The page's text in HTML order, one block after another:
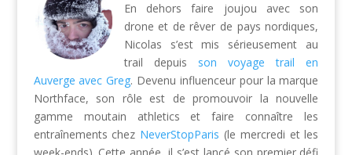
En dehors faire joujou avec son
drone et de rêver de pays nordiques,
Nicolas s’est mis sérieusement au
trail depuis son voyage trail en
Auverge avec Greg. Devenu influenceur pour la marque
Northface, son rôle est de promouvoir la nouvelle
gamme moutain athletics et faire connaître les
entraînements chez NeverStopParis (le mercredi et les